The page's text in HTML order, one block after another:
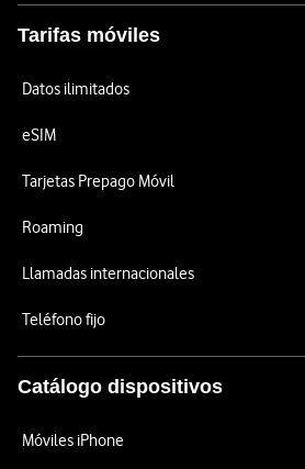
Tarifas móviles
Datos ilimitados
eSIM
Tarjetas Prepago Móvil
Roaming
Llamadas internacionales
Teléfono fijo
Catálogo dispositivos
Móviles iPhone